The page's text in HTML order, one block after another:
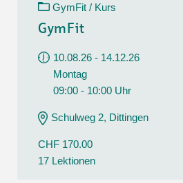
GymFit / Kurs
GymFit
10.08.26 - 14.12.26
Montag
09:00 - 10:00 Uhr
Schulweg 2, Dittingen
CHF 170.00
17 Lektionen